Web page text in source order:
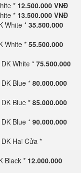
* 12.500.000 VNĐ
* 13.500.000 VNĐ
White * 35.500.000
White * 55.500.000
White * 75.500.000
Blue * 80.000.000
Blue * 85.000.000
Blue * 90.000.000
Hai Cửa *
Black * 12.000.000